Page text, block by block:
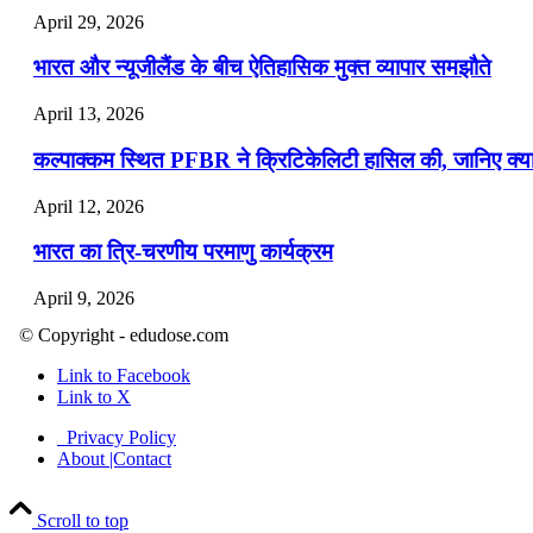
April 29, 2026
भारत और न्यूजीलैंड के बीच ऐतिहासिक मुक्त व्यापार समझौते
April 13, 2026
कल्पाक्कम स्थित PFBR ने क्रिटिकेलिटी हासिल की, जानिए क्या
April 12, 2026
भारत का त्रि-चरणीय परमाणु कार्यक्रम
April 9, 2026
नासा का आर्टेमिस-2 मिशन: मनुष्य एक बार फिर से चंद्रमा के
April 7, 2026
वित्तीय वर्ष 2026-27 की पहली द्विमासिक मौद्रिक नीति समीक्षा
© Copyright - edudose.com
Link to Facebook
Link to X
Privacy Policy
About |Contact
Scroll to top